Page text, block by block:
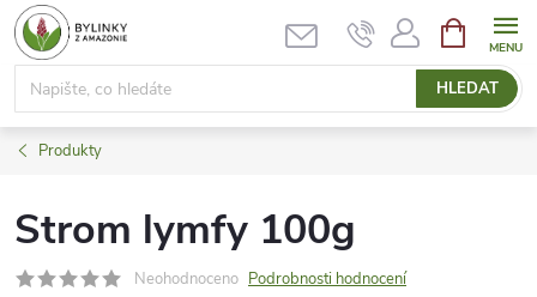
Přejít
na
obsah
HLEDAT
NÁKUPNÍ
KOŠÍK
Produkty
Strom lymfy 100g
Neohodnoceno Podrobnosti hodnocení